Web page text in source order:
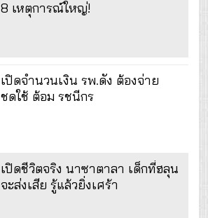
8 เหตุการณ์ใหญ่!
เปิดจำนวนเงิน รพ.ดัง ต้องจ่าย
ชดใช้ ต้อม รชนีกร
เปิดชีวิตจริง นาซาตาลา เด็กที่ฮลุน
จะส่งเสีย รู้แล้วยิ่งเศร้า